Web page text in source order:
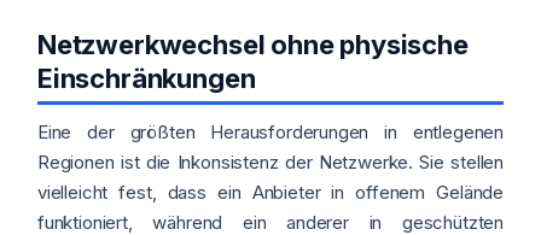
Netzwerkwechsel ohne physische
Einschränkungen
Eine der größten Herausforderungen in entlegenen
Regionen ist die Inkonsistenz der Netzwerke. Sie stellen
vielleicht fest, dass ein Anbieter in offenem Gelände
funktioniert, während ein anderer in geschützten